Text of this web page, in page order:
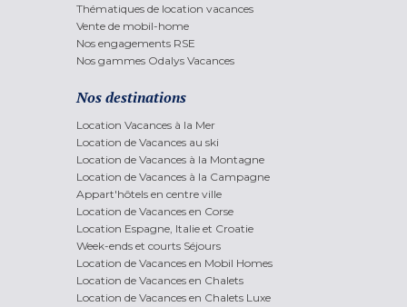
Thématiques de location vacances
Vente de mobil-home
Nos engagements RSE
Nos gammes Odalys Vacances
Nos destinations
Location Vacances à la Mer
Location de Vacances au ski
Location de Vacances à la Montagne
Location de Vacances à la Campagne
Appart'hôtels en centre ville
Location de Vacances en Corse
Location Espagne, Italie et Croatie
Week-ends et courts Séjours
Location de Vacances en Mobil Homes
Location de Vacances en Chalets
Location de Vacances en Chalets Luxe